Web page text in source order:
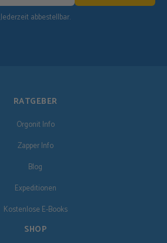
Jederzeit abbestellbar.
RATGEBER
Orgonit Info
Zapper Info
Blog
Expeditionen
Kostenlose E-Books
SHOP